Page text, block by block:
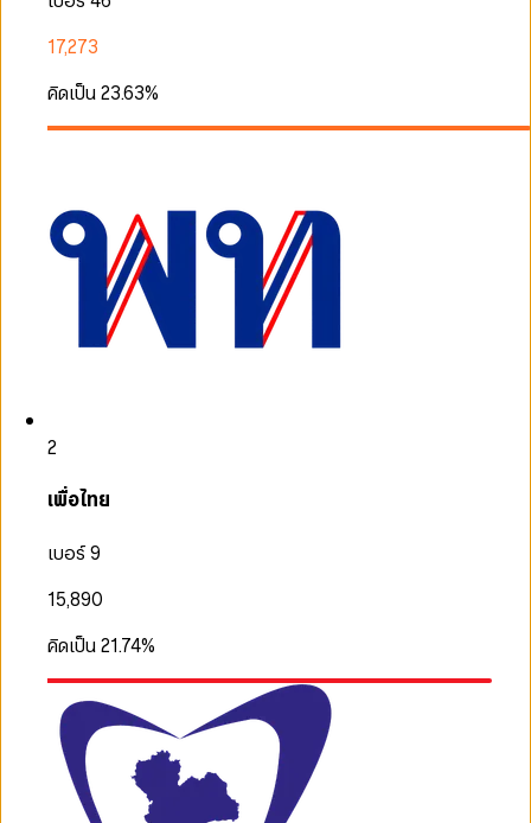
17,273
คิดเป็น23.63%
2
เพื่อไทย
เบอร์ 9
15,890
คิดเป็น21.74%